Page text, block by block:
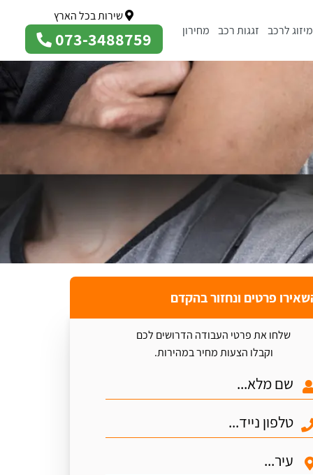
מיזוג לרכב זגגות רכב מחירון
שירות בכל הארץ
073-3488759
פרטים ונחזור בהקדם
שלחו את פרטי העבודה הדרושים לכם
וקבלו הצעות מחיר במהירות.